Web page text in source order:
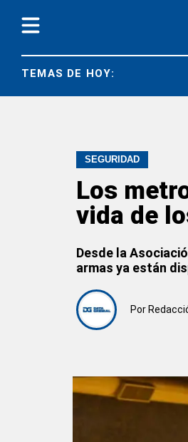
TEMAS DE HOY:
SEGURIDAD
Los
vida de
Desde la
armas ya están
Por